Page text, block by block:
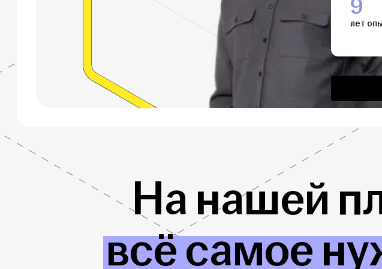
9
лет
На нашей
всё самое